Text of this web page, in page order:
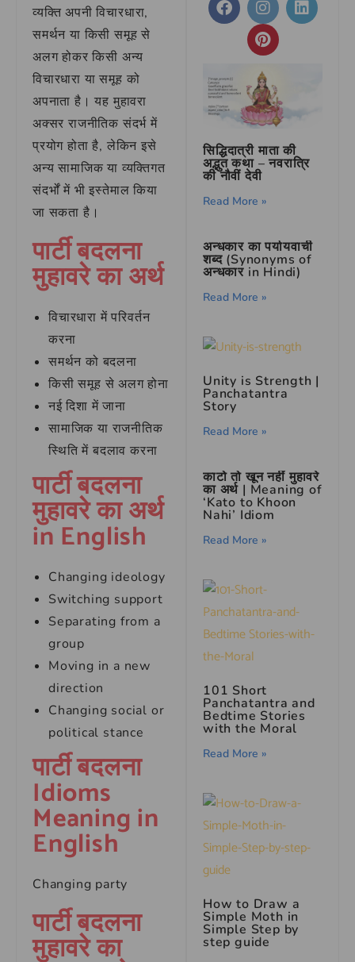
व्यक्ति अपनी विचारधारा,
समर्थन या किसी समूह से
अलग होकर किसी अन्य
विचारधारा या समूह को
अपनाता है। यह मुहावरा
अक्सर राजनीतिक संदर्भ में
प्रयोग होता है, लेकिन इसे
अन्य सामाजिक या व्यक्तिगत
संदर्भों में भी इस्तेमाल किया
जा सकता है।
पार्टी बदलना
मुहावरे का अर्थ
विचारधारा में परिवर्तन
करना
समर्थन को बदलना
किसी समूह से अलग होना
नई दिशा में जाना
सामाजिक या राजनीतिक
स्थिति में बदलाव करना
पार्टी बदलना
मुहावरे का अर्थ
in English
Changing ideology
Switching support
Separating from a
group
Moving in a new
direction
Changing social or
political stance
पार्टी बदलना
Idioms
Meaning in
English
Changing party
पार्टी बदलना
मुहावरे का
सिद्धिदात्री माता की
अद्भुत कथा – नवरात्रि
की नौवीं देवी
Read More »
अन्धकार का पर्यायवाची
शब्द (Synonyms of
अन्धकार in Hindi)
Read More »
Unity is Strength |
Panchatantra
Story
Read More »
काटो तो खून नहीं मुहावरे
का अर्थ | Meaning of
‘Kato to Khoon
Nahi’ Idiom
Read More »
101 Short
Panchatantra and
Bedtime Stories
with the Moral
Read More »
How to Draw a
Simple Moth in
Simple Step by
step guide